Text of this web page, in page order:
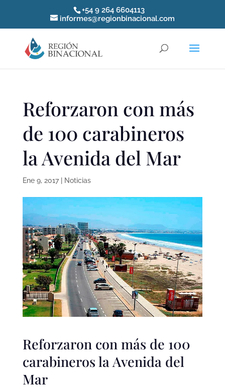
+54 9 264 6604113
informes@regionbinacional.com
Reforzaron con más
de 100 carabineros
la Avenida del Mar
Ene 9, 2017| Noticias
Reforzaron con más de 100
carabineros la Avenida del
Mar